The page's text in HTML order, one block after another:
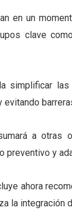
en un
clave
simplificar
evitando
a otras
preventivo y
ahora
la integración